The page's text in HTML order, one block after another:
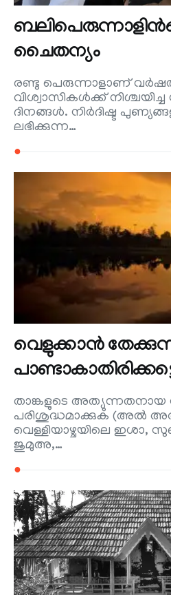
ചൈതന്യം
രണ്ടു പെരുന്നാളാണ്
വിശ്വാസികള്‍ക്ക്
ദിനങ്ങള്‍. നിര്‍ദിഷ്ട
ലഭിക്കുന്ന…
●
വെളുക്കാന്‍
താങ്കളുടെ അത്യുന്നതനായ
പരിശുദ്ധമാക്കുക (അല്‍
വെള്ളിയാഴ്ചയിലെ ഇശാ,
ജുമുഅ,…
●